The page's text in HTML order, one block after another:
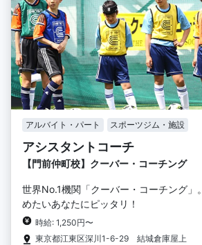
アルバイト・パート スポーツジム・施設
アシスタントコーチ
【門前仲町校】クーバー・コーチング
世界No.1機関「クーバー・コーチング」
めたいあなたにピッタリ！
時給: 1,250円〜
東京都江東区深川1-6-29 結城倉庫屋上